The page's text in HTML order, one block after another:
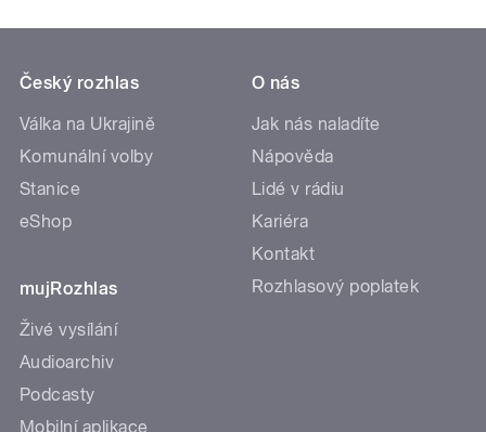
Český rozhlas
Válka na Ukrajině
Komunální volby
Stanice
eShop
mujRozhlas
Živé vysílání
Audioarchiv
Podcasty
Mobilní aplikace
O nás
Jak nás naladíte
Nápověda
Lidé v rádiu
Kariéra
Kontakt
Rozhlasový poplatek